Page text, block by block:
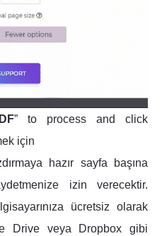
” to process and click
için
hazır sayfa başına
izin verecektir.
ücretsiz olarak
Drive veya Dropbox gibi